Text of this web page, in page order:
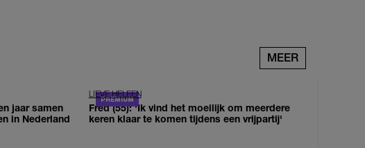
MEER
jaar samen
in Nederland
LIEVE HELEEN
Fred (55): 'Ik vind het moeilijk om meerdere
keren klaar te komen tijdens een vrijpartij'